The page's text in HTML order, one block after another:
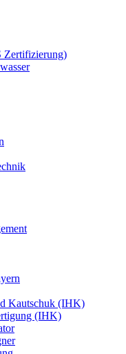
Zertifizierung)
Kautschuk (IHK)
(IHK)